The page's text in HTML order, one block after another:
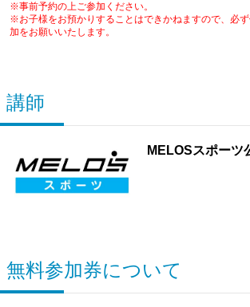
※事前予約の上ご参加ください。
※お子様をお預かりすることはできかねますので、必
加をお願いいたします。
講師
MELOSスポーツ
無料参加券について